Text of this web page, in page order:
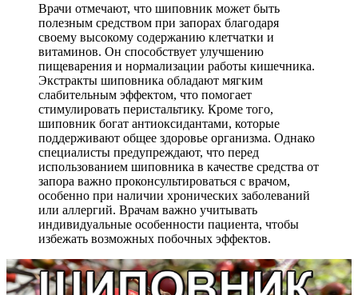
Врачи отмечают, что шиповник может быть
полезным средством при запорах благодаря
своему высокому содержанию клетчатки и
витаминов. Он способствует улучшению
пищеварения и нормализации работы кишечника.
Экстракты шиповника обладают мягким
слабительным эффектом, что помогает
стимулировать перистальтику. Кроме того,
шиповник богат антиоксидантами, которые
поддерживают общее здоровье организма. Однако
специалисты предупреждают, что перед
использованием шиповника в качестве средства от
запора важно проконсультироваться с врачом,
особенно при наличии хронических заболеваний
или аллергий. Врачам важно учитывать
индивидуальные особенности пациента, чтобы
избежать возможных побочных эффектов.